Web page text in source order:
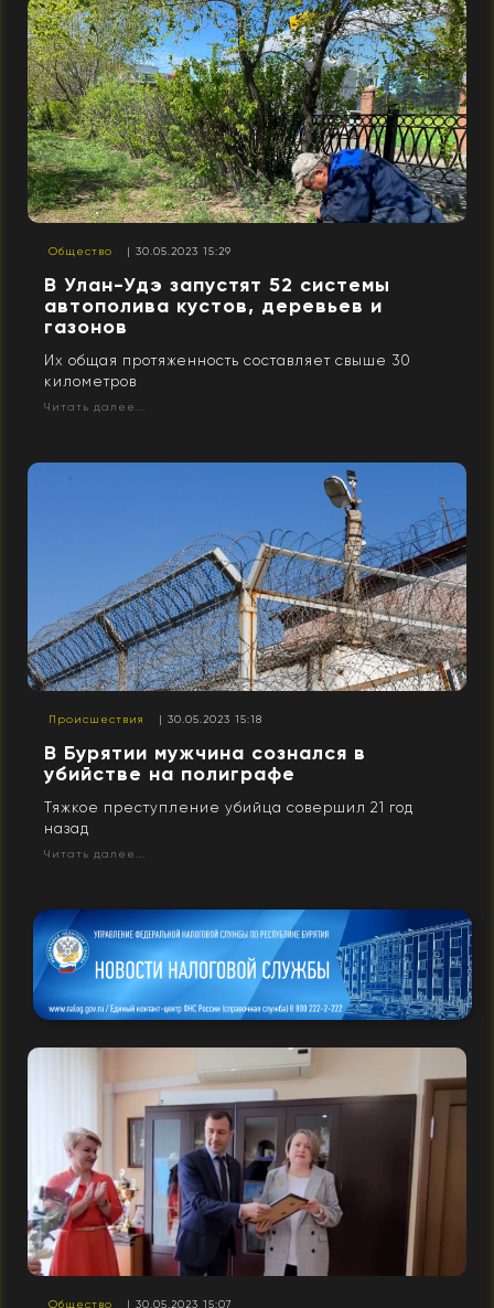
Общество | 30.05.2023 15:29
В Улан-Удэ запустят 52 системы
автополива кустов, деревьев и
газонов
Их общая протяженность составляет свыше 30
километров
Читать далее...
Происшествия | 30.05.2023 15:18
В Бурятии мужчина сознался в
убийстве на полиграфе
Тяжкое преступление убийца совершил 21 год
назад
Читать далее...
Общество | 30.05.2023 15:07